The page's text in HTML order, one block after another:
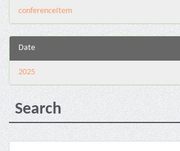
conferenceItem
Date
2025
Search